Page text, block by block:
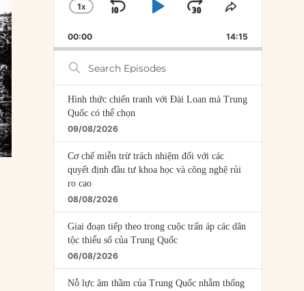
CHANGE
RATE
1X
SKIP
BACKWARD
PLAYJUMP
FORWARD
SHARE
EPISODE
00:00 14:15
Search
Episodes
Hình thức chiến tranh với Đài Loan mà Trung
Quốc có thể chọn
09/08/2026
Cơ chế miễn trừ trách nhiệm đối với các
quyết định đầu tư khoa học và công nghệ rủi
ro cao
08/08/2026
Giai đoạn tiếp theo trong cuộc trấn áp các dân
tộc thiểu số của Trung Quốc
06/08/2026
Nỗ lực âm thầm của Trung Quốc nhằm thống